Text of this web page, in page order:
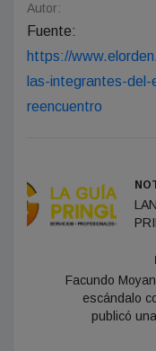
Autor:
Fuente:
https://
las-integrantes-
reencuentro
Facundo
escándalo
publicó